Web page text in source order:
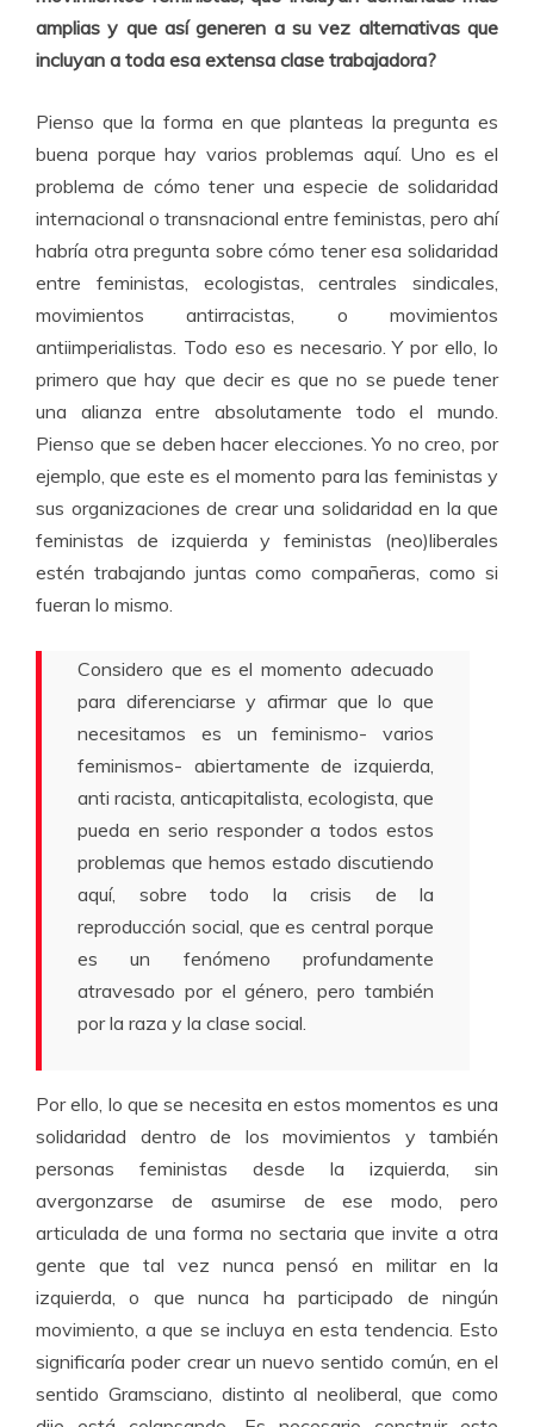
amplias y que así generen a su vez alternativas que
incluyan a toda esa extensa clase trabajadora?
Pienso que la forma en que planteas la pregunta es
buena porque hay varios problemas aquí. Uno es el
problema de cómo tener una especie de solidaridad
internacional o transnacional entre feministas, pero ahí
habría otra pregunta sobre cómo tener esa solidaridad
entre feministas, ecologistas, centrales sindicales,
movimientos antirracistas, o movimientos
antiimperialistas. Todo eso es necesario. Y por ello, lo
primero que hay que decir es que no se puede tener
una alianza entre absolutamente todo el mundo.
Pienso que se deben hacer elecciones. Yo no creo, por
ejemplo, que este es el momento para las feministas y
sus organizaciones de crear una solidaridad en la que
feministas de izquierda y feministas (neo)liberales
estén trabajando juntas como compañeras, como si
fueran lo mismo.
Considero que es el momento adecuado
para diferenciarse y afirmar que lo que
necesitamos es un feminismo- varios
feminismos- abiertamente de izquierda,
anti racista, anticapitalista, ecologista, que
pueda en serio responder a todos estos
problemas que hemos estado discutiendo
aquí, sobre todo la crisis de la
reproducción social, que es central porque
es un fenómeno profundamente
atravesado por el género, pero también
por la raza y la clase social.
Por ello, lo que se necesita en estos momentos es una
solidaridad dentro de los movimientos y también
personas feministas desde la izquierda, sin
avergonzarse de asumirse de ese modo, pero
articulada de una forma no sectaria que invite a otra
gente que tal vez nunca pensó en militar en la
izquierda, o que nunca ha participado de ningún
movimiento, a que se incluya en esta tendencia. Esto
significaría poder crear un nuevo sentido común, en el
sentido Gramsciano, distinto al neoliberal, que como